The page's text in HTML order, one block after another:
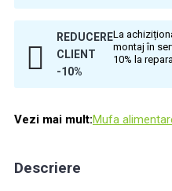
REDUCERE
CLIENT
-10%
La
montaj în
10% la
Vezi mai mult:Mufa
Descriere